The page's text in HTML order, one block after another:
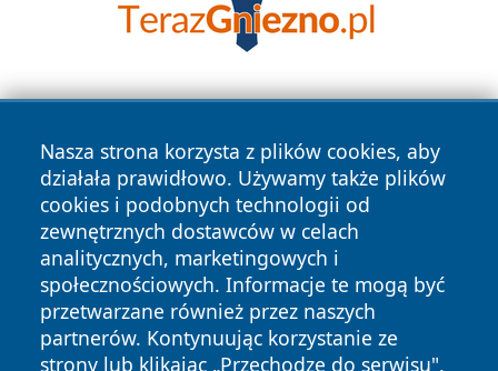
Nasza strona korzysta z plików cookies, aby
działała prawidłowo. Używamy także plików
cookies i podobnych technologii od
zewnętrznych dostawców w celach
analitycznych, marketingowych i
społecznościowych. Informacje te mogą być
przetwarzane również przez naszych
partnerów. Kontynuując korzystanie ze
strony lub klikając „Przechodzę do serwisu",
Copyright © 2026 portalzielonagora.pl Wszystkie prawa
zastrzeżone.
News Autorzy
Polityka
Prywatności
Polityka
Cookies